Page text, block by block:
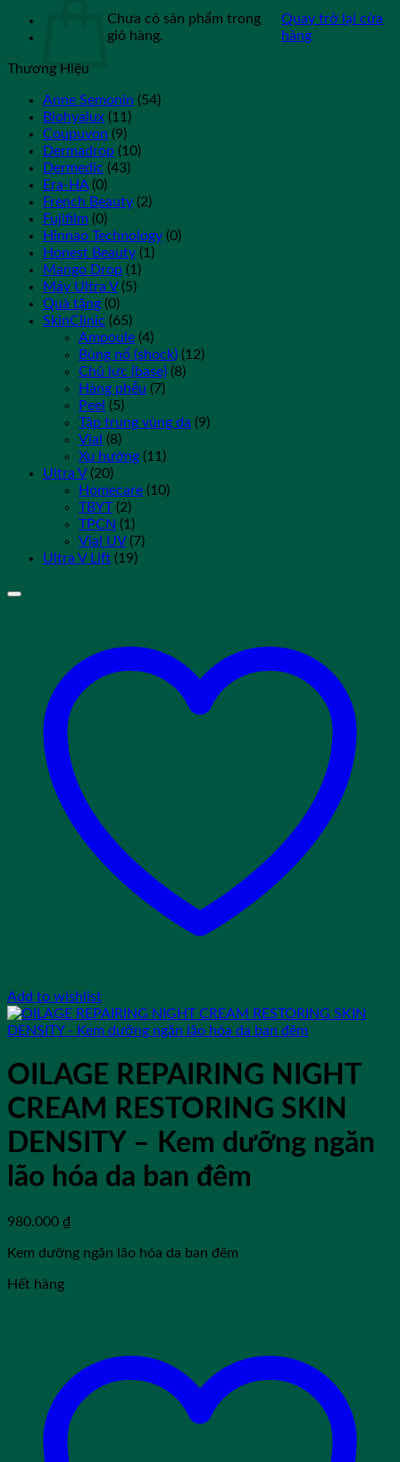
Chưa có sản phẩm trong
giỏ hàng.
Quay trở lại cửa
hàng
Thương Hiệu
Anne Semonin (54)
Biohyalux (11)
Coupuvon (9)
Dermadrop (10)
Dermedic (43)
Era-HA (0)
French Beauty (2)
Fujifilm (0)
Hinnao Technology (0)
Honest Beauty (1)
Mango Drop (1)
Máy Ultra V (5)
Quà tặng (0)
SkinClinic (65)
Ampoule (4)
Bùng nổ (shock) (12)
Chủ lực (base) (8)
Hàng phễu (7)
Peel (5)
Tập trung vùng da (9)
Vial
(8)
Xu hướng (11)
Ultra V (20)
Homecare (10)
TBYT (2)
TPCN (1)
Vial UV (7)
Ultra V Lift (19)
Add to wishlist
OILAGE REPAIRING NIGHT
CREAM RESTORING SKIN
DENSITY – Kem dưỡng ngăn
lão hóa da ban đêm
980.000 ₫
Kem dưỡng ngăn lão hóa da ban đêm
Hết hàng